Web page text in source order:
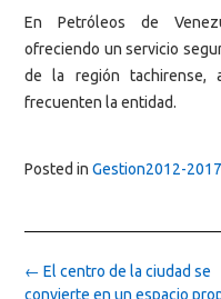
En Petróleos de
ofreciendo un servicio
de la región tachirense,
frecuenten la entidad.
Posted in Gestion2012-2017
Post
navigation
← El centro de la ciudad se
convierte en un espacio